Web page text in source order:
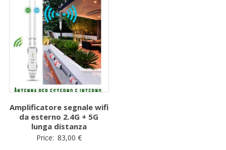
Amplificatore segnale wifi
da esterno 2.4G + 5G
lunga distanza
Price: 83,00 €